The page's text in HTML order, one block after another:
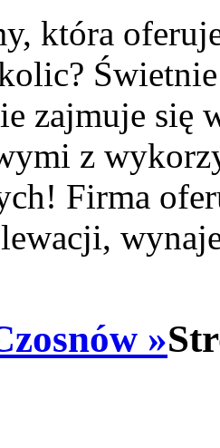
która
zajmuje się
z
Firma
»